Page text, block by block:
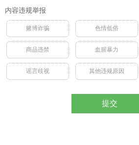
内容违规举报
赌博诈骗 色情低俗
商品违禁 血腥暴力
谣言歧视 其他违规原因
提交